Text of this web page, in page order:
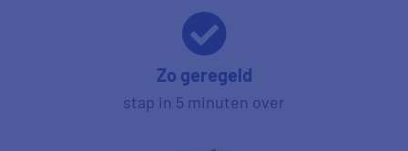
Zo geregeld
stap in 5 minuten over